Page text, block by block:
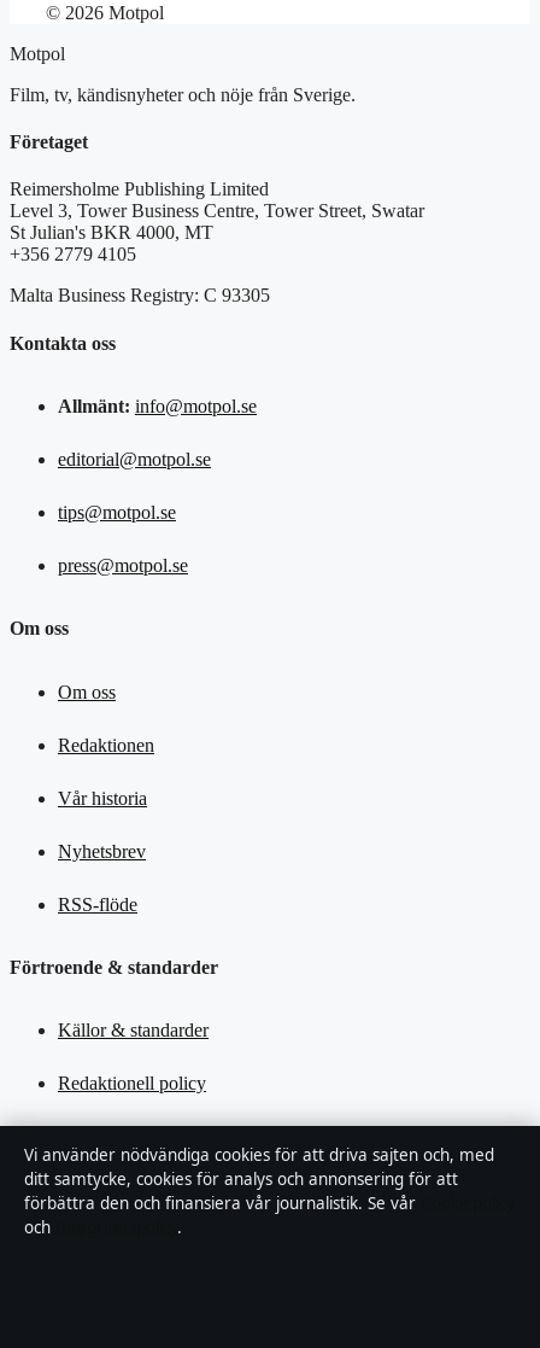
© 2026 Motpol
Motpol
Film, tv, kändisnyheter och nöje från Sverige.
Företaget
Reimersholme Publishing Limited
Level 3, Tower Business Centre, Tower Street, Swatar
St Julian's BKR 4000, MT
+356 2779 4105
Malta Business Registry: C 93305
Kontakta oss
Allmänt: info@motpol.se
editorial@motpol.se
tips@motpol.se
press@motpol.se
Om oss
Om oss
Redaktionen
Vår historia
Nyhetsbrev
RSS-flöde
Förtroende & standarder
Källor & standarder
Redaktionell policy
Tillgänglighetsredogörelse
Vi använder nödvändiga cookies för att driva sajten och, med
ditt samtycke, cookies för analys och annonsering för att
förbättra den och finansiera vår journalistik. Se vår
och
.